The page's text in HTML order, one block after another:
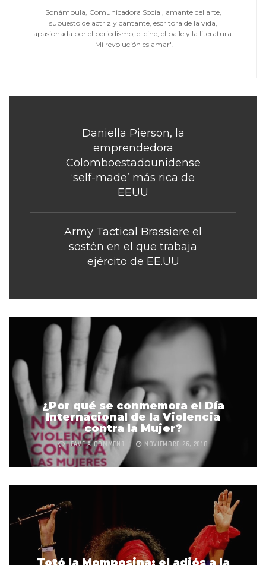
Sonámbula, Comunicadora Social, amante del arte,
supuesto de actriz y cantante, escritora de la vida,
apasionada por el periodismo, el cine, el baile y la literatura.
"Mi revolución es amar".
Daniella Pierson, la
emprendedora
Colomboestadounidense
‘self-made’ más rica de
EEUU
Army Tactical Brassiere el
sostén en el que trabaja
ejército de EE.UU
¿Por qué se conmemora el Día
Internacional de la Violencia
contra la Mujer?
LEAVE A COMMENT NOVIEMBRE 26, 2018